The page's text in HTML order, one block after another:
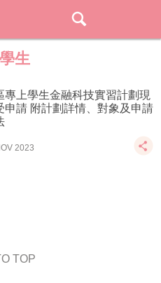
生
專上學生金融科技實習計劃現
申請 附計劃詳情、對象及申請
2023
TOP